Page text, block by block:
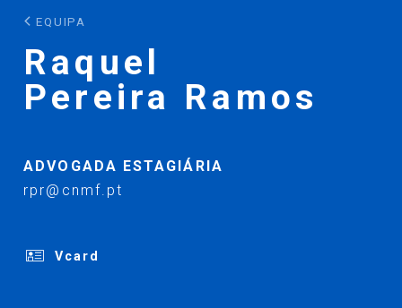
EQUIPA
Raquel
Pereira Ramos
ADVOGADA ESTAGIÁRIA
rpr@cnmf.pt
Vcard